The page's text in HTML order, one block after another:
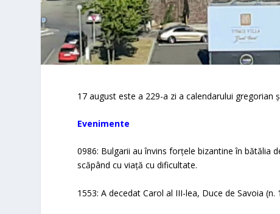
17 august este a 229-a zi a calendarului gregorian
Evenimente
0986: Bulgarii au învins forțele bizantine în bătălia
scăpând cu viață cu dificultate.
1553: A decedat Carol al III-lea, Duce de Savoia (n.